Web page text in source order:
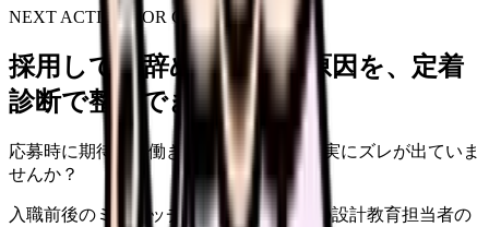
NEXT ACTION FOR CLINICS
採用しても辞めてしまう原因を、定着
診断で整理できます
応募時に期待した働き方と、入職後の現実にズレが出ていま
せんか？
入職前後のミスマッチ 初月・3ヶ月面談の設計教育担当者の